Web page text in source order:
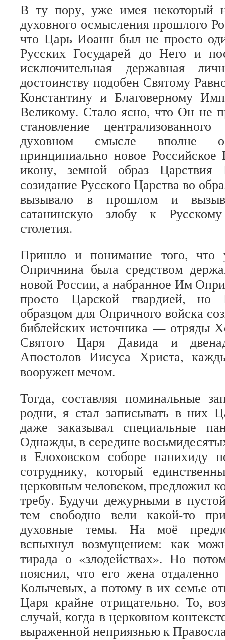
В ту пору, уже имея некоторый
духовного осмысления прошлого
что Царь Иоанн был не просто
Русских Государей до Него и
исключительная державная
достоинству подобен Святому
Константину и Благоверному
Великому. Стало ясно, что Он не
становление
духовном смысле вполне
принципиально новое
икону, земной образ Царствия
созидание Русского Царства во
вызывало в прошлом и
сатанинскую злобу к
столетия.
Пришло и понимание того, что
Опричнина была средством
новой России, а набранное Им
просто Царской гвардией, но
образцом для Опричного войска
библейских источника — отряды
Святого Царя Давида и
Апостолов Иисуса Христа,
вооружен мечом.
Тогда, составляя поминальные
родни, я стал записывать в них
даже заказывал специальные
Однажды, в середине
в Елоховском соборе панихиду
сотруднику, который
церковным человеком, предложил
требу. Будучи дежурными в
тем свободно вели какой-то
духовные темы. На моё
вспыхнул возмущением: как
тирада о «злодействах». Но
пояснил, что его жена
Колычевых, а потому в их семье
Царя крайне отрицательно. То,
случай, когда в церковном
выраженной неприязнью к